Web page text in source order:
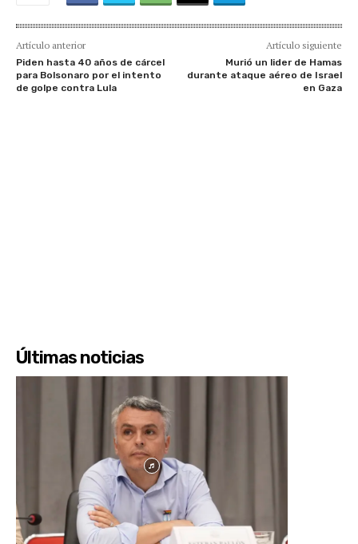
Artículo anterior
Piden hasta 40 años de cárcel
para Bolsonaro por el intento
de golpe contra Lula
Artículo siguiente
Murió un lider de Hamas
durante ataque aéreo de Israel
en Gaza
Últimas noticias